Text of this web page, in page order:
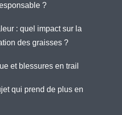
?
: quel impact sur la
des graisses ?
et blessures en trail
qui prend de plus en